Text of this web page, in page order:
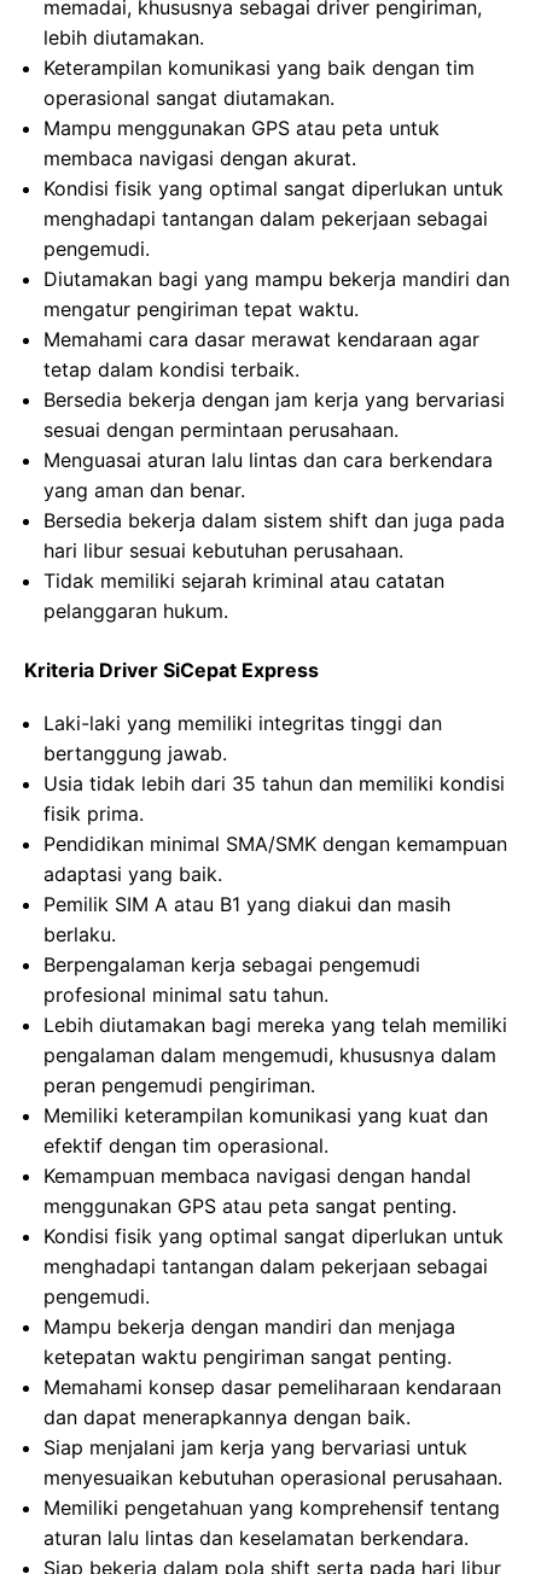
memadai, khususnya sebagai driver pengiriman,
lebih diutamakan.
Keterampilan komunikasi yang baik dengan tim
operasional sangat diutamakan.
Mampu menggunakan GPS atau peta untuk
membaca navigasi dengan akurat.
Kondisi fisik yang optimal sangat diperlukan untuk
menghadapi tantangan dalam pekerjaan sebagai
pengemudi.
Diutamakan bagi yang mampu bekerja mandiri dan
mengatur pengiriman tepat waktu.
Memahami cara dasar merawat kendaraan agar
tetap dalam kondisi terbaik.
Bersedia bekerja dengan jam kerja yang bervariasi
sesuai dengan permintaan perusahaan.
Menguasai aturan lalu lintas dan cara berkendara
yang aman dan benar.
Bersedia bekerja dalam sistem shift dan juga pada
hari libur sesuai kebutuhan perusahaan.
Tidak memiliki sejarah kriminal atau catatan
pelanggaran hukum.
Kriteria Driver SiCepat Express
Laki-laki yang memiliki integritas tinggi dan
bertanggung jawab.
Usia tidak lebih dari 35 tahun dan memiliki kondisi
fisik prima.
Pendidikan minimal SMA/SMK dengan kemampuan
adaptasi yang baik.
Pemilik SIM A atau B1 yang diakui dan masih
berlaku.
Berpengalaman kerja sebagai pengemudi
profesional minimal satu tahun.
Lebih diutamakan bagi mereka yang telah memiliki
pengalaman dalam mengemudi, khususnya dalam
peran pengemudi pengiriman.
Memiliki keterampilan komunikasi yang kuat dan
efektif dengan tim operasional.
Kemampuan membaca navigasi dengan handal
menggunakan GPS atau peta sangat penting.
Kondisi fisik yang optimal sangat diperlukan untuk
menghadapi tantangan dalam pekerjaan sebagai
pengemudi.
Mampu bekerja dengan mandiri dan menjaga
ketepatan waktu pengiriman sangat penting.
Memahami konsep dasar pemeliharaan kendaraan
dan dapat menerapkannya dengan baik.
Siap menjalani jam kerja yang bervariasi untuk
menyesuaikan kebutuhan operasional perusahaan.
Memiliki pengetahuan yang komprehensif tentang
aturan lalu lintas dan keselamatan berkendara.
Siap bekerja dalam pola shift serta pada hari libur